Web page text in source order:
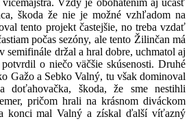
škoda že nie je možné vzhľadom na
tento projekt častejšie, no treba vzdať
počas sezóny, ale tento Žilinčan má
semifinále držal a hral dobre, uchmatol aj
o niečo väčšie skúsenosti. Druhé
Gažo a Sebko Valný, tu však dominoval
doťahovačka, škoda, že sme nestihli
pričom hrali na krásnom diváckom
konci mal Valný a získal ďalší víťazný